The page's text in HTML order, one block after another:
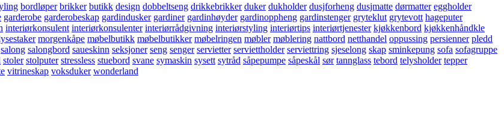
bordløper brikker butikk design dobbeltseng drikkebrikker duker dukholder dusjforheng dusjmatte dørmatter eggholder
garderobe garderobeskap gardindusker gardiner gardinhøyder gardinoppheng gardinstenger gryteklut grytevott hageputer
interiørkonsulent interiørkonsulenter interiørrådgivning interiørstyling interiørtips interiørtjenester kjøkkenbord kjøkkenhåndkle
morgenkåpe møbelbutikk møbelbutikker møbelringen møbler møblering nattbord netthandel oppussing persienner pledd
salong salongbord saueskinn seksjoner seng senger servietter serviettholder serviettring sjeselong skap sminkepung sofa sofagruppe
stoler stolputer stressless stuebord svane symaskin sysett sytråd såpepumpe såpeskål sør tannglass tebord telysholder tepper
vitrineskap voksduker wonderland